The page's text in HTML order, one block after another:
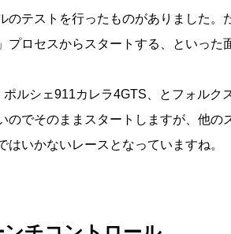
のテストを行ったものがありました。
ロセスからスタートする、といった
ルシェ911カレラ4GTS、とフォルク
のでそのままスタートしますが、他の
いかないレースとなっていますね。